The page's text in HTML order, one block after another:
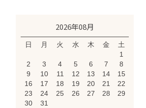
2026年08月
日 月 火 水 木 金
土
1
2
3 4 5 6 7
8
9
10 11 12 13 14
15
16
17 18 19 20 21
22
23
24 25 26 27 28
29
30
31